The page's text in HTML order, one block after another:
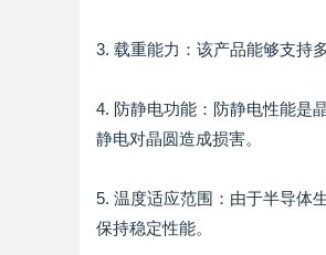
3. 载重能力：该产品能够支持
4. 防静电功能：防静电性能是
静电对晶圆造成损害。
5. 温度适应范围：由于半导体
保持稳定性能。